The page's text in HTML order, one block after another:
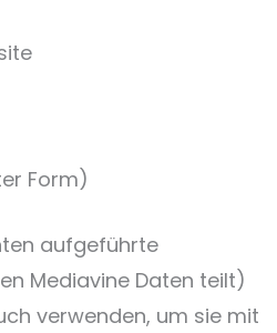
Form)
aufgeführte
Mediavine Daten teilt)
verwenden, um sie mit